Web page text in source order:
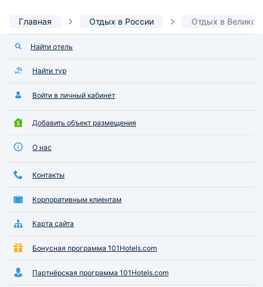
Главная Отдых в России Отдых в
Найти отель
Найти тур
Войти в личный кабинет
Добавить объект размещения
О нас
Контакты
Корпоративным клиентам
Карта сайта
Бонусная программа 101Hotels.com
Партнёрская программа 101Hotels.com